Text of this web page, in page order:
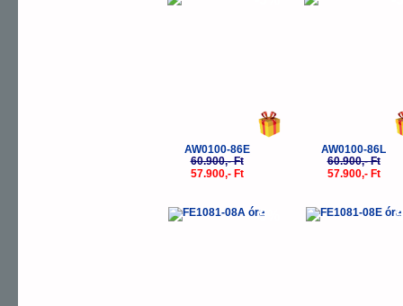
AW0100-86E
60.900,- Ft
57.900,- Ft
AW0100-86L
60.900,- Ft
57.900,- Ft
-5% -